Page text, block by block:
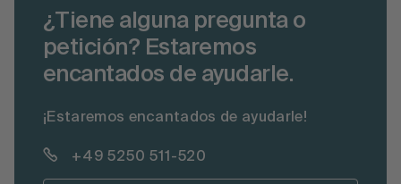
¿Tiene alguna pregunta o
petición? Estaremos
encantados de ayudarle.
¡Estaremos encantados de ayudarle!
+49 5250 511-520